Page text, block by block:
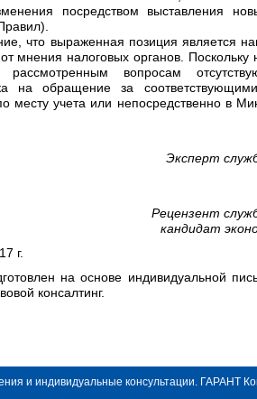
посредством выставления
что выраженная позиция является
мнения налоговых органов.
рассмотренным вопросам
на обращение за
месту учета или непосредственно в
Эксперт
Рецензент
кандидат
г.
на основе индивидуальной
консалтинг.
и индивидуальные консультации. ГАРАНТ